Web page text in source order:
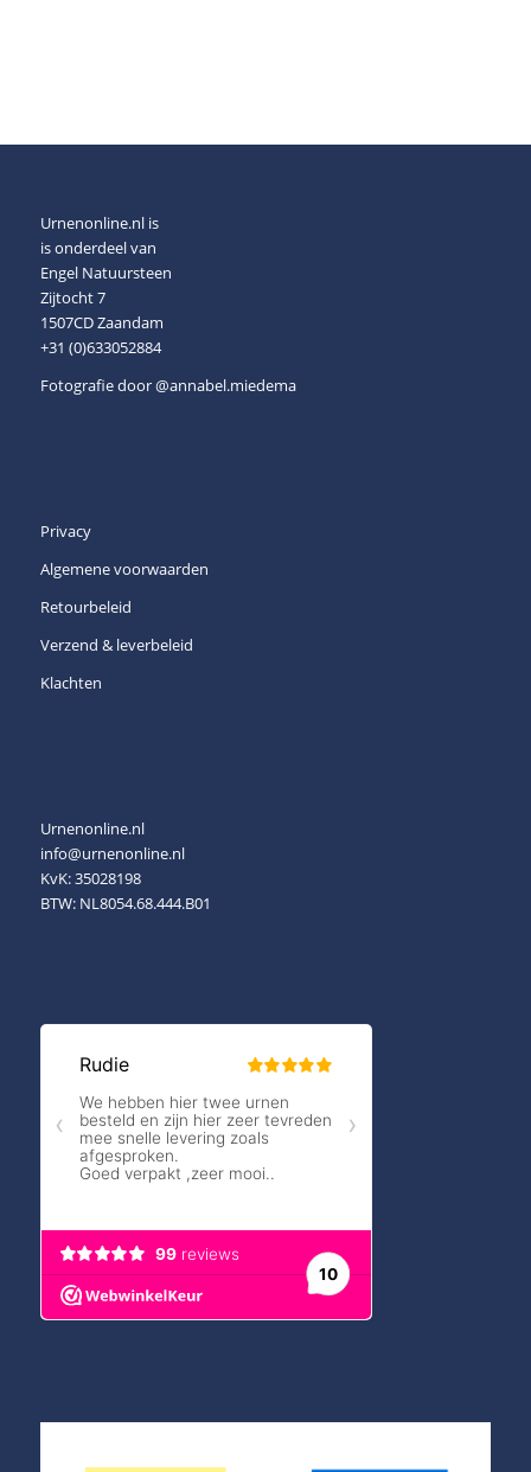
Urnenonline.nl is
is onderdeel van
Engel Natuursteen
Zijtocht 7
1507CD Zaandam
+31 (0)633052884
Fotografie door@annabel.miedema
Privacy
Algemene voorwaarden
Retourbeleid
Verzend & leverbeleid
Klachten
Urnenonline.nl
info@urnenonline.nl
KvK: 35028198
BTW: NL8054.68.444.B01